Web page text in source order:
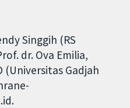
Singgih (RS
dr. Ova Emilia,
(Universitas Gadjah